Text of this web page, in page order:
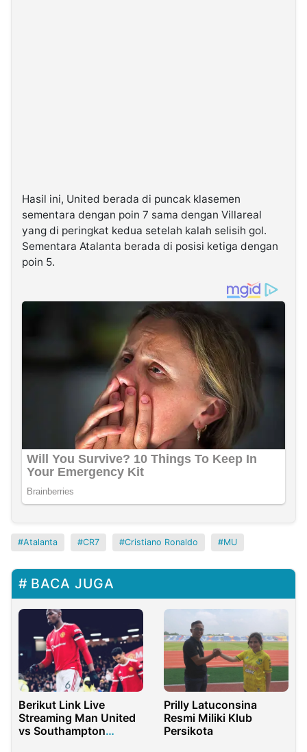
Hasil ini, United berada di puncak klasemen
sementara dengan poin 7 sama dengan Villareal
yang di peringkat kedua setelah kalah selisih gol.
Sementara Atalanta berada di posisi ketiga dengan
poin 5.
Atalanta CR7 Cristiano Ronaldo MU
BACA JUGA
Berikut Link Live
Streaming Man United
vs Southampton
Prilly Latuconsina
Resmi Miliki Klub
Persikota